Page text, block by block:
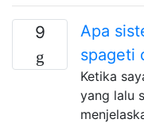
9
Apa
spageti
Ketika
yang lalu